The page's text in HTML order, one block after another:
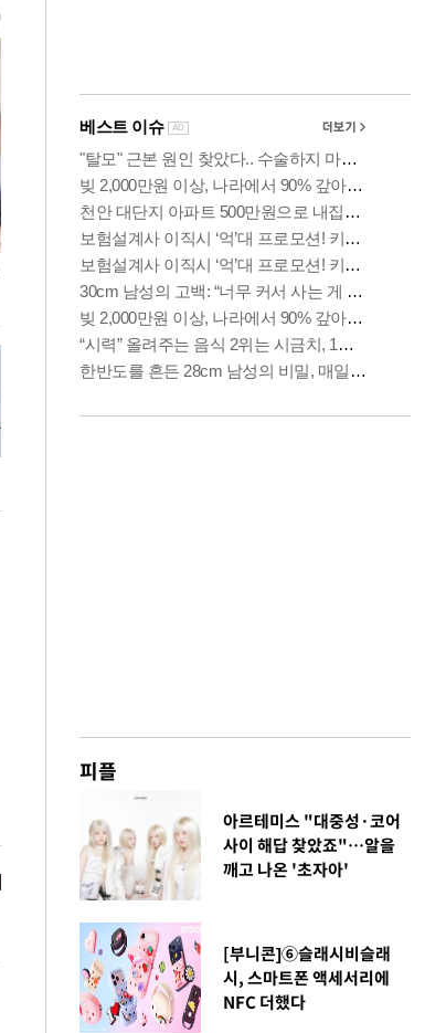
홈플러스, 67개 점포 가오픈… 13일 정식 개장
오세훈 서울시
환경 점검
피플
아르테미스 "대중성·코어
사이 해답 찾았죠"…알을
깨고 나온 '초자아'
[부니콘]⑥슬래시비슬래
시, 스마트폰 액세서리에
NFC 더했다